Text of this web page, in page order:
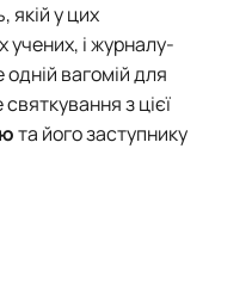
якій у цих
учених, і журналу-
одній вагомій для
з цієї
та його заступнику